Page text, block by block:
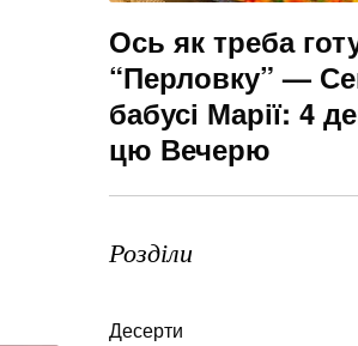
Ось як треба
“Перловку” —
бабусі Марії: 4
цю Вечерю
Розділи
Десерти